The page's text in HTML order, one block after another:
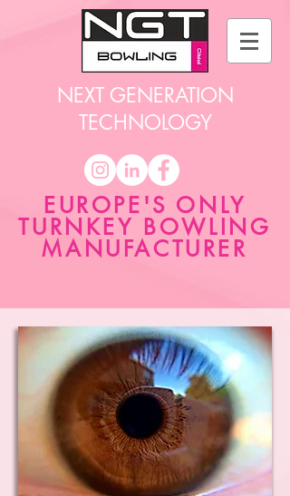
NEXT GENERATION
TECHNOLOGY
EUROPE'S ONLY
TURNKEY BOWLING
MANUFACTURER